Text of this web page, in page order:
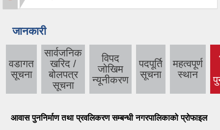
जानकारी
वडागत
सूचना
सार्वजनिक
खरिद /
बोलपत्र
सूचना
विपद
जोखिम
न्यूनीकरण
पदपूर्ति
सूचना
महत्वपूर्ण
स्थान
आवास पुननिर्माण तथा प्रवलिकरण सम्बन्धी नगरपालिकाको प्रोफाइल